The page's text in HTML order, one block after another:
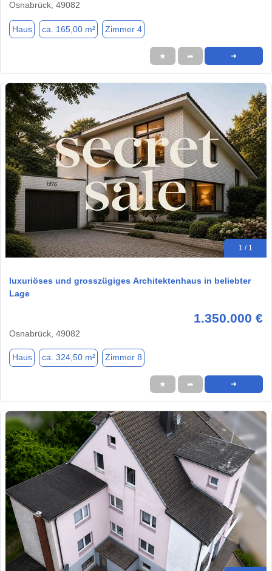
Osnabrück, 49082
Haus ca. 165,00 m² Zimmer 4
★ ➦ ➜
1 / 1
luxuriöses und grosszügiges Architektenhaus in beliebter
Lage
1.350.000 €
Osnabrück, 49082
Haus ca. 324,50 m² Zimmer 8
★ ➦ ➜